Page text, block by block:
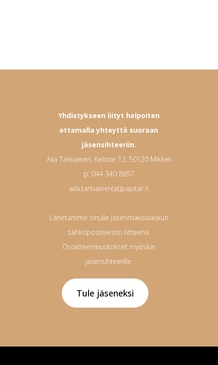
Yhdistykseen liityt helpoiten
ottamalla yhteyttä suoraan
jäsensihteeriin.
Aila Tarkiainen, Kelotie 12, 50120 Mikkeli
p. 044 340 8657
aila.tarkiainen(at)pajutar.fi
Lähetämme sinulle jäsenmaksulaskun
sähköpostiviestin liitteenä.
Osoitteenmuutokset myöskin
jäsensihteerille.
Tule jäseneksi